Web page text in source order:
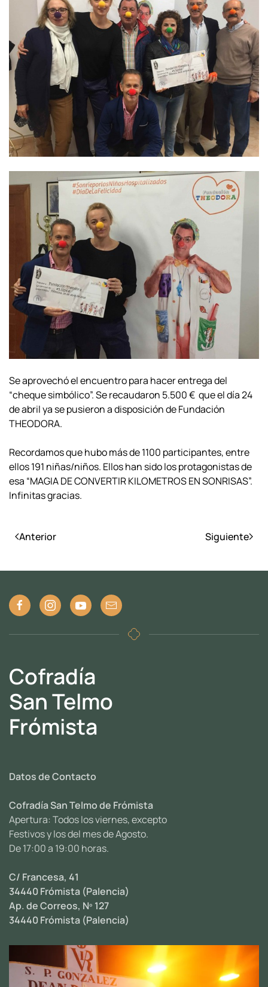
Se aprovechó el encuentro para hacer entrega del
“cheque simbólico”. Se recaudaron 5.500 € que el día 24
de abril ya se pusieron a disposición de Fundación
THEODORA.
Recordamos que hubo más de 1100 participantes, entre
ellos 191 niñas/niños. Ellos han sido los protagonistas de
esa “MAGIA DE CONVERTIR KILOMETROS EN SONRISAS”.
Infinitas gracias.
Anterior Siguiente
Cofradía
San Telmo
Frómista
Datos de Contacto
Cofradía San Telmo de Frómista
Apertura: Todos los viernes, excepto
Festivos y los del mes de Agosto.
De 17:00 a 19:00 horas.
C/ Francesa, 41
34440 Frómista (Palencia)
Ap. de Correos, Nº 127
34440 Frómista (Palencia)